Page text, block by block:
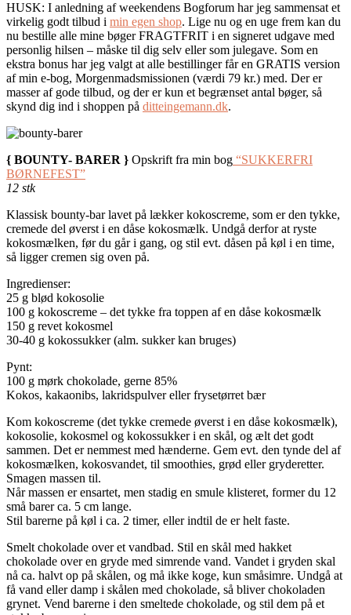
HUSK: I anledning af weekendens Bogforum har jeg sammensat et
virkelig godt tilbud i min egen shop. Lige nu og en uge frem kan du
nu bestille alle mine bøger FRAGTFRIT i en signeret udgave med
personlig hilsen – måske til dig selv eller som julegave. Som en
ekstra bonus har jeg valgt at alle bestillinger får en GRATIS version
af min e-bog, Morgenmadsmissionen (værdi 79 kr.) med. Der er
masser af gode tilbud, og der er kun et begrænset antal bøger, så
skynd dig ind i shoppen på ditteingemann.dk.
{ BOUNTY- BARER } Opskrift fra min bog “SUKKERFRI
BØRNEFEST”
12 stk
Klassisk bounty-bar lavet på lækker kokoscreme, som er den tykke,
cremede del øverst i en dåse kokosmælk. Undgå derfor at ryste
kokosmælken, før du går i gang, og stil evt. dåsen på køl i en time,
så ligger cremen sig oven på.
Ingredienser:
25 g blød kokosolie
100 g kokoscreme – det tykke fra toppen af en dåse kokosmælk
150 g revet kokosmel
30-40 g kokossukker (alm. sukker kan bruges)
Pynt:
100 g mørk chokolade, gerne 85%
Kokos, kakaonibs, lakridspulver eller frysetørret bær
Kom kokoscreme (det tykke cremede øverst i en dåse kokosmælk),
kokosolie, kokosmel og kokossukker i en skål, og ælt det godt
sammen. Det er nemmest med hænderne. Gem evt. den tynde del af
kokosmælken, kokosvandet, til smoothies, grød eller gryderetter.
Smagen massen til.
Når massen er ensartet, men stadig en smule klisteret, former du 12
små barer ca. 5 cm lange.
Stil barerne på køl i ca. 2 timer, eller indtil de er helt faste.
Smelt chokolade over et vandbad. Stil en skål med hakket
chokolade over en gryde med simrende vand. Vandet i gryden skal
nå ca. halvt op på skålen, og må ikke koge, kun småsimre. Undgå at
få vand eller damp i skålen med chokolade, så bliver chokoladen
grynet. Vend barerne i den smeltede chokolade, og stil dem på et